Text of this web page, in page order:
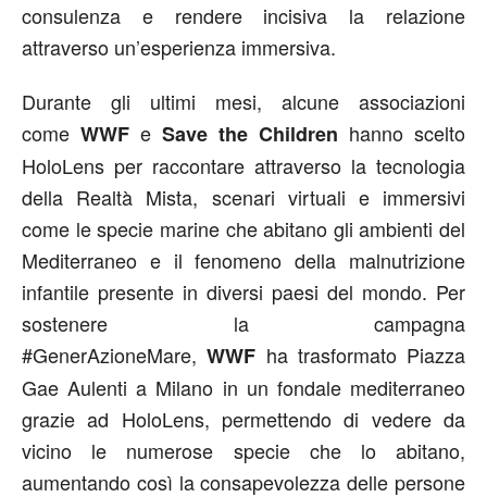
consulenza e rendere incisiva la relazione
attraverso un’esperienza immersiva.
Durante gli ultimi mesi, alcune associazioni
come WWF e Save the Children hanno scelto
HoloLens per raccontare attraverso la tecnologia
della Realtà Mista, scenari virtuali e immersivi
come le specie marine che abitano gli ambienti del
Mediterraneo e il fenomeno della malnutrizione
infantile presente in diversi paesi del mondo. Per
sostenere la campagna
#GenerAzioneMare,WWF ha trasformato Piazza
Gae Aulenti a Milano in un fondale mediterraneo
grazie ad HoloLens, permettendo di vedere da
vicino le numerose specie che lo abitano,
aumentando così la consapevolezza delle persone